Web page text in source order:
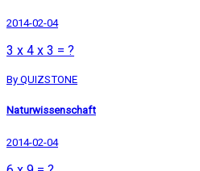
2014-02-04
3 x 4 x 3 = ?
By QUIZSTONE
Naturwissenschaft
2014-02-04